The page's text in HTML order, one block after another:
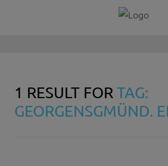
1 RESULT FORTAG:
GEORGENSGMÜND.